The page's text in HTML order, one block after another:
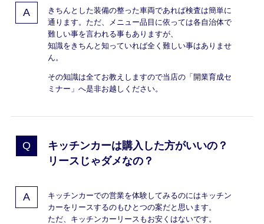
きちんとした装備の整った車両であれば検査は簡単に
通ります。ただ、メニュー品目に依っては各自治体で
難しい事を言われる事もありますが、
知識をきちんと知っていれば全く難しい事はありませ
ん。
その知識は全てお教えしますので当店の「開業育成セ
ミナー」へ是非お越しください。
キッチンカーは購入した方がいいの？
リースじゃダメなの？
キッチンカーでの営業を体験してみるのにはキッチン
カーをリースするのもひとつの案だと思います。
ただ、キッチンカーリースもお安くはないです。